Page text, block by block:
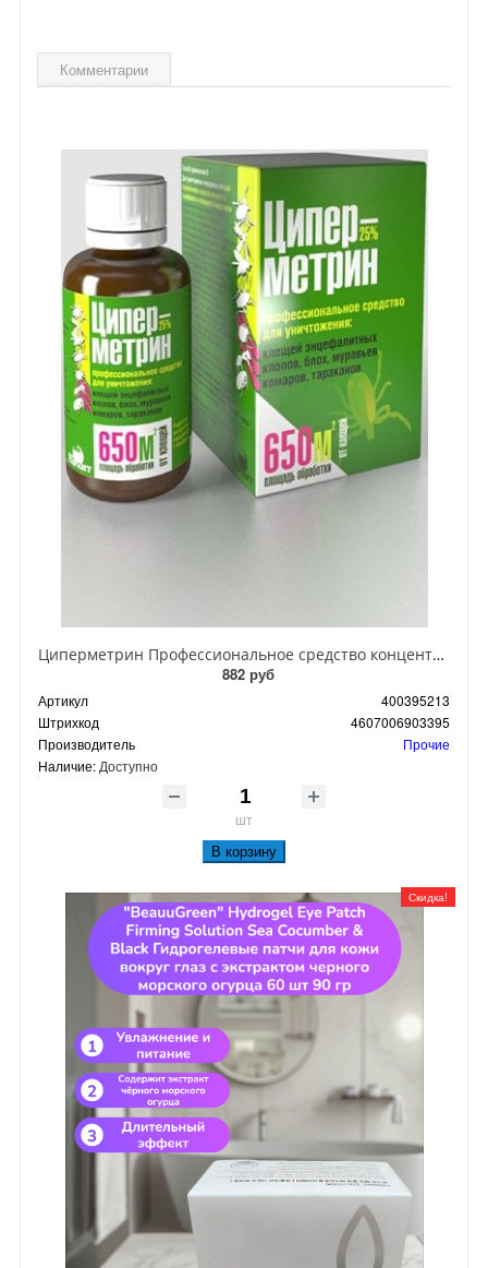
Комментарии
Циперметрин Профессиональное средство концентрат эмульсии 25% для уничтожения тараканов, мух,комаров, блох, клопов, муравьев, ос 50 мл
882 руб
Артикул
400395213
Штрихкод
4607006903395
Производитель
Прочие
Наличие: Доступно
шт
В корзину
Скидка!